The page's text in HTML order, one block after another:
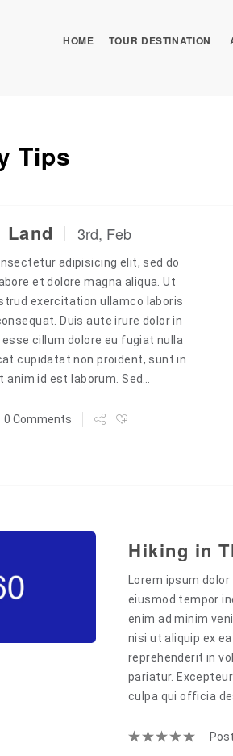
HOME TOUR DESTINATION
Tips
3rd, Feb
adipisicing elit, sed do
et dolore magna aliqua. Ut
exercitation ullamco laboris
Duis aute irure dolor in
cillum dolore eu fugiat nulla
cupidatat non proident, sunt in
id est laborum. Sed…
0 Comments
Hiking in
Lorem ipsum
eiusmod tempor
enim ad minim
nisi ut aliquip ex
reprehenderit in
pariatur.
culpa qui officia